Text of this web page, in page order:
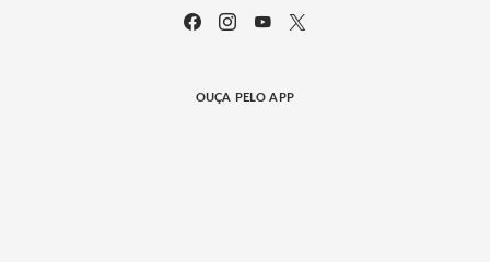
OUÇA PELO APP